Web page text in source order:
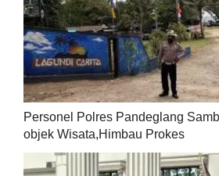
Personel Polres Pandeglang
objek Wisata,Himbau Prokes